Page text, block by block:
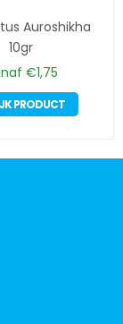
de
Auroshikha
10gr
€1,75
PRODUCT
Dit